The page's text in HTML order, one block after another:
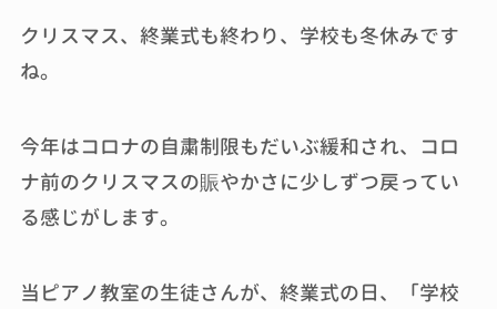
クリスマス、終業式も終わり、学校も冬休みです
ね。
今年はコロナの自粛制限もだいぶ緩和され、コロ
ナ前のクリスマスの賑やかさに少しずつ戻ってい
る感じがします。
当ピアノ教室の生徒さんが、終業式の日、「学校